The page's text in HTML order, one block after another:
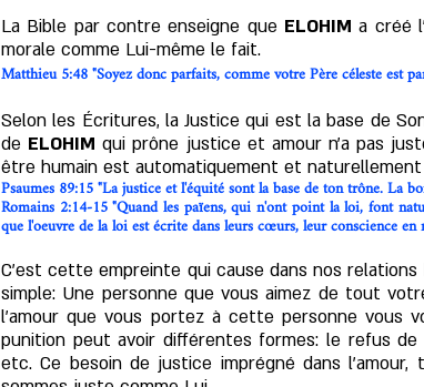
La Bible par contre enseigne que ELOHIM a créé
morale comme Lui-même le fait.
Matthieu 5:48 "Soyez donc parfaits, comme votre Père céleste est
Selon les Écritures, la Justice qui est la base de
de ELOHIM qui prône justice et amour n'a pas
être humain est automatiquement et
Psaumes 89:15 "La justice et l'équité sont la base de ton trône. La
Romains 2:14-15 "Quand les païens, qui n'ont point la loi, font
que l'oeuvre de la loi est écrite dans leurs cœurs, leur conscience
C'est cette empreinte qui cause dans nos
simple: Une personne que vous aimez de tout
l'amour que vous portez à cette personne vous
punition peut avoir différentes formes: le refus de
etc. Ce besoin de justice imprégné dans